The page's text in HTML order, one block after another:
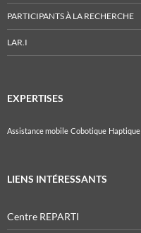
PARTICIPANTS À LA RECHERCHE
LAR.I
EXPERTISES
Assistance mobile Cobotique Haptique
LIENS INTÉRESSANTS
Centre REPARTI